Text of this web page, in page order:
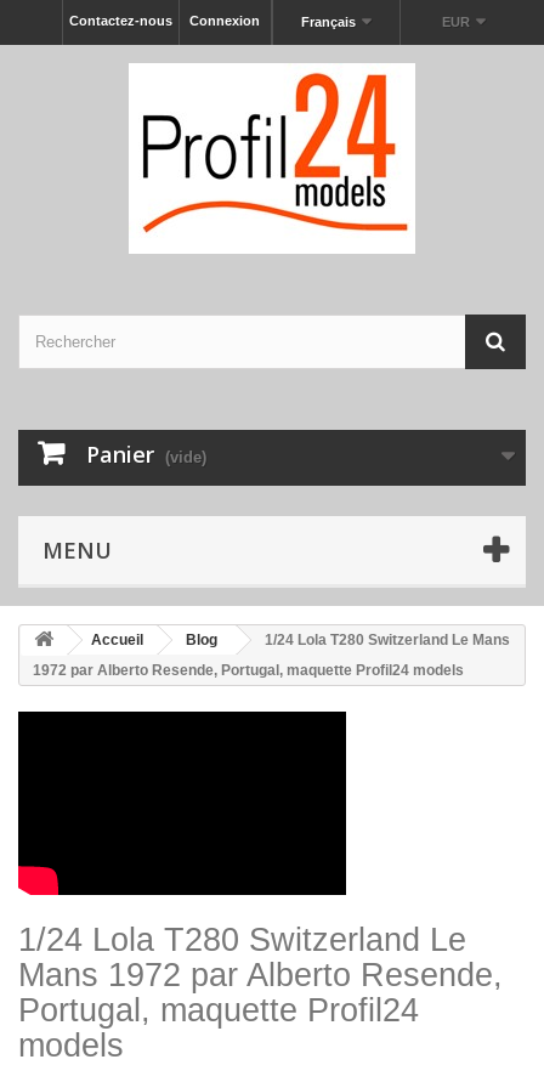
EUR
Français
Connexion
Contactez-nous
Panier (vide)
MENU
Accueil Blog
1/24 Lola T280 Switzerland Le Mans
1972 par Alberto Resende, Portugal, maquette Profil24 models
1/24 Lola T280 Switzerland Le
Mans 1972 par Alberto Resende,
Portugal, maquette Profil24
models